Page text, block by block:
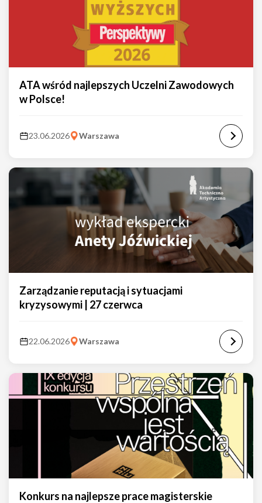
ATA wśród najlepszych Uczelni Zawodowych
w Polsce!
23.06.2026 Warszawa
Zarządzanie reputacją i sytuacjami
kryzysowymi | 27 czerwca
22.06.2026 Warszawa
Konkurs na najlepsze prace magisterskie